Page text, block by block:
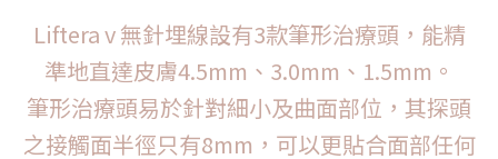
Liftera v 無針埋線設有3款筆形治療頭， 能精
準地直達皮膚4.5mm、3.0mm、1.5mm。
筆形治療頭易於針對細小及曲面部位，其探頭
之接觸面半徑只有8mm，可以更貼合面部任何